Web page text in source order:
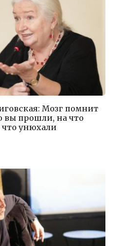
Мозг помнит
вы прошли, на что
унюхали